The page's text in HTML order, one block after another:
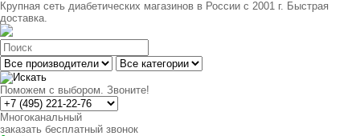
Крупная сеть диабетических магазинов в России с 2001 г. Быстрая
доставка.
Поможем с выбором. Звоните!
Многоканальный
заказать бесплатный звонок